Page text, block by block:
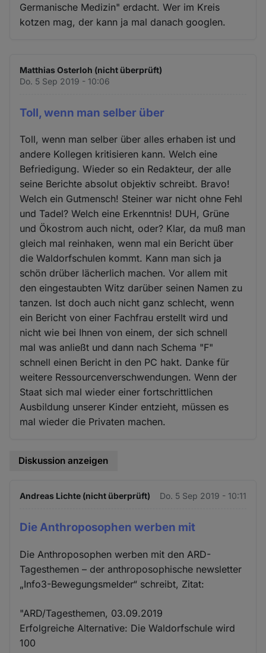
Germanische Medizin" erdacht. Wer im Kreis
kotzen mag, der kann ja mal danach googlen.
Matthias Osterloh (nicht überprüft)
Do. 5 Sep 2019 - 10:06
Toll, wenn man selber über
Toll, wenn man selber über alles erhaben ist und
andere Kollegen kritisieren kann. Welch eine
Befriedigung. Wieder so ein Redakteur, der alle
seine Berichte absolut objektiv schreibt. Bravo!
Welch ein Gutmensch! Steiner war nicht ohne Fehl
und Tadel? Welch eine Erkenntnis! DUH, Grüne
und Ökostrom auch nicht, oder? Klar, da muß man
gleich mal reinhaken, wenn mal ein Bericht über
die Waldorfschulen kommt. Kann man sich ja
schön drüber lächerlich machen. Vor allem mit
den eingestaubten Witz darüber seinen Namen zu
tanzen. Ist doch auch nicht ganz schlecht, wenn
ein Bericht von einer Fachfrau erstellt wird und
nicht wie bei Ihnen von einem, der sich schnell
mal was anließt und dann nach Schema "F"
schnell einen Bericht in den PC hakt. Danke für
weitere Ressourcenverschwendungen. Wenn der
Staat sich mal wieder einer fortschrittlichen
Ausbildung unserer Kinder entzieht, müssen es
mal wieder die Privaten machen.
Diskussion anzeigen
Andreas Lichte (nicht überprüft) Do. 5 Sep 2019 - 10:11
Die Anthroposophen werben mit
Die Anthroposophen werben mit den ARD-
Tagesthemen – der anthroposophische newsletter
„Info3-Bewegungsmelder“ schreibt, Zitat:
"ARD/Tagesthemen, 03.09.2019
Erfolgreiche Alternative: Die Waldorfschule wird
100